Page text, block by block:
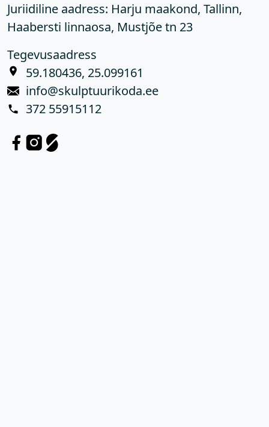
Juriidiline aadress: Harju maakond, Tallinn,
Haabersti linnaosa, Mustjõe tn 23
Tegevusaadress
59.180436, 25.099161
info@skulptuurikoda.ee
372 55915112